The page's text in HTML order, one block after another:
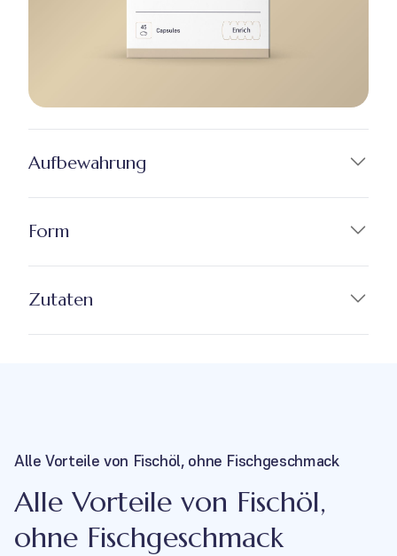
Aufbewahrung
Form
Zutaten
Alle Vorteile von Fischöl, ohne Fischgeschmack
Alle Vorteile von Fischöl,
ohne Fischgeschmack